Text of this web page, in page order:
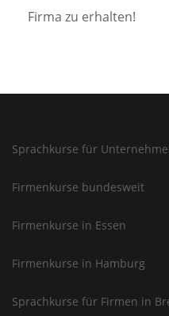
Firma zu erhalten!
Sprachkurse für
Firmenkurse bundesweit
Firmenkurse in Essen
Firmenkurse in Hamburg
Sprachkurse für Firmen in